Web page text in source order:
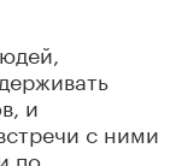
и
с ними
по